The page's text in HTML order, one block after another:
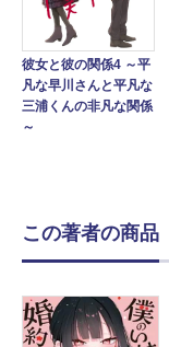
彼女と彼の関係4 ～平
凡な早川さんと平凡な
三浦くんの非凡な関係
～
この著者の商品